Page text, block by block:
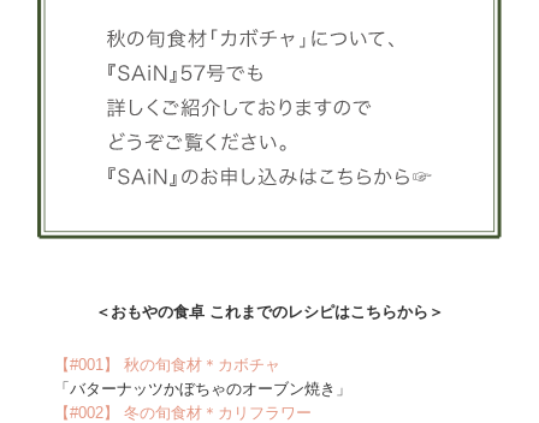
＜おもやの食卓 これまでのレシピはこちらから＞
【#001】 秋の旬食材＊カボチャ
「バターナッツかぼちゃのオーブン焼き」
【#002】 冬の旬食材＊カリフラワー